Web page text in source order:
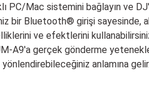
PC/Mac sistemini bağlayın ve
bir Bluetooth® girişi sayesinde,
ve efektlerini
A9'a gerçek gönderme
anlamına gelir.